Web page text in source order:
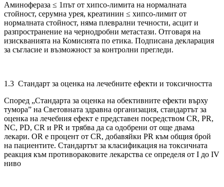
Аминофераза ≤ 1път от хипсо-лимита на нормалната
стойност, серумна урея, креатинин ≤ хипсо-лимит от
нормалната стойност, няма плеврални течности, асцит и
разпространение на чернодробни метастази. Отговаря на
изискванията на Комисията по етика. Подписана декларация
за съгласие и възможност за контролни прегледи.
1.3 Стандарт за оценка на лечебните ефекти и токсичността
Според „Стандарта за оценка на обективните ефекти върху
тумора” на Световната здравна организация, стандартът за
оценка на лечебния ефект е представен посредством CR, PR,
NC, PD, CR и PR и трябва да са одобрени от още двама
лекари. OR е процент от CR, добавяйки PR към общия брой
на пациентите. Стандартът за класификация на токсичната
реакция към противораковите лекарства се определя от I до IV
ниво